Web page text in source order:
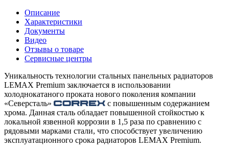
Описание
Характеристики
Документы
Видео
Отзывы о товаре
Сервисные центры
Уникальность технологии стальных панельных радиаторов
LEMAX Premium заключается в использовании
холоднокатаного проката нового поколения компании
«Северсталь»
с повышенным содержанием
хрома. Данная сталь обладает повышенной стойкостью к
локальной язвенной коррозии в 1,5 раза по сравнению с
рядовыми марками стали, что способствует увеличению
эксплуатационного срока радиаторов LEMAX Premium.